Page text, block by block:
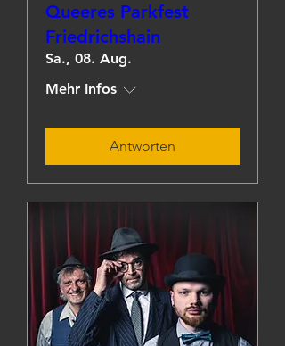
Queeres Parkfest
Friedrichshain
Sa., 08. Aug.
Mehr Infos
Antworten